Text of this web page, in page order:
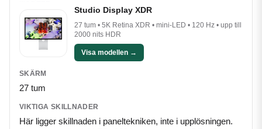
Studio Display XDR
27 tum • 5K Retina XDR • mini-LED • 120 Hz • upp till
2000 nits HDR
Visa modellen →
27 tum
Här ligger skillnaden i paneltekniken, inte i upplösningen.